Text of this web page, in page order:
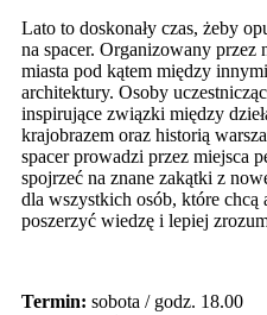
Lato to doskonały czas, żeby
na spacer. Organizowany
miasta pod kątem między
architektury. Osoby
inspirujące związki między
krajobrazem oraz historią
spacer prowadzi przez miejsca
spojrzeć na znane zakątki z
dla wszystkich osób, które chcą
poszerzyć wiedzę i lepiej
Termin: sobota / godz. 18.00